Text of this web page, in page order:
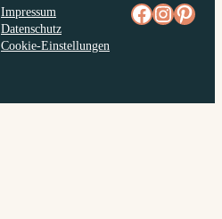
Impressum
Datenschutz
Cookie-Einstellungen
facebook.com/diejungskochenundbacken Instagrampinterest.com/diejungs